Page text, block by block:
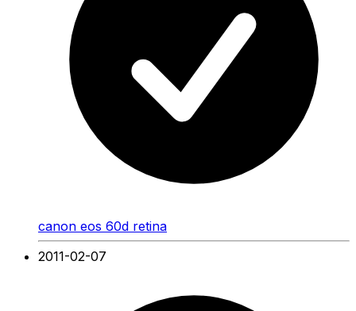
canon eos 60d retina
2011-02-07